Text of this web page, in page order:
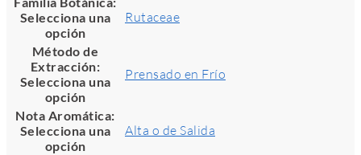
Selecciona una
opción
Rutaceae
Método de
Extracción:
Selecciona una
opción
Prensado en Frío
Nota Aromática:
Selecciona una
opción
Alta o de Salida